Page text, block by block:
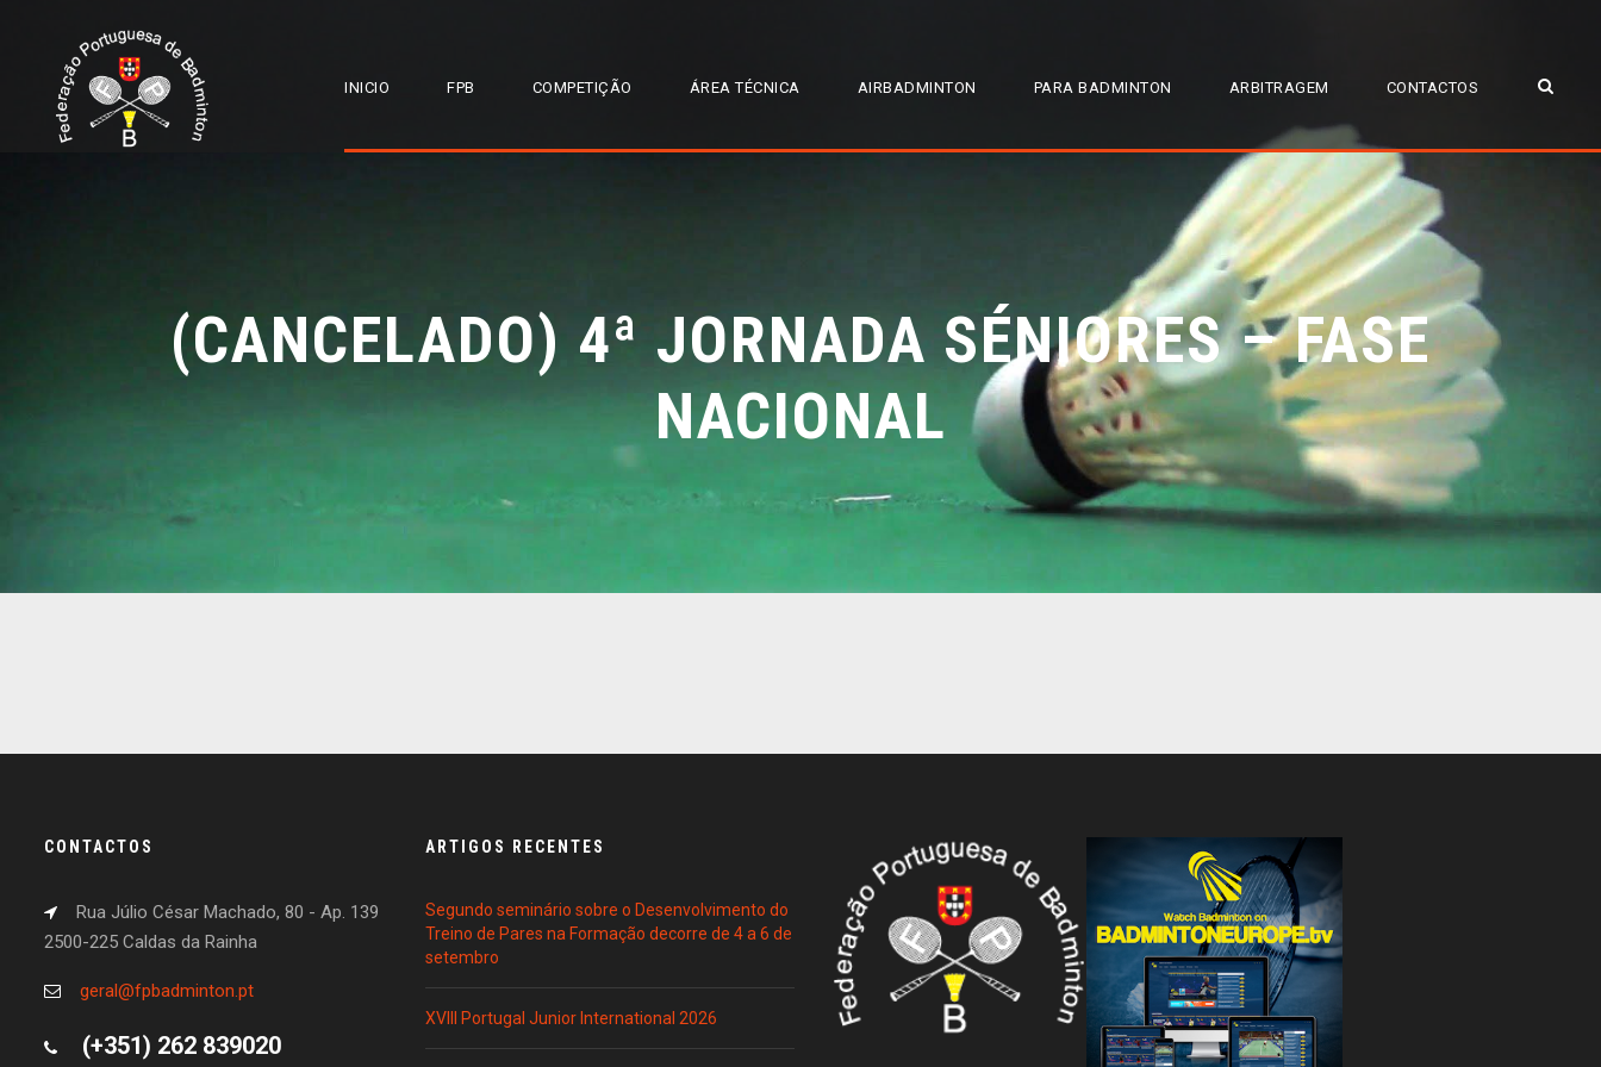
INICIO FPB COMPETIÇÃO ÁREA TÉCNICA AIRBADMINTON PARA BADMINTON ARBITRAGEM CONTACTOS
(CANCELADO) 4ª JORNADA SÉNIORES – FASE
NACIONAL
CONTACTOS
Rua Júlio César Machado, 80 - Ap. 139
2500-225 Caldas da Rainha
geral@fpbadminton.pt
(+351) 262 839020
ARTIGOS RECENTES
Segundo seminário sobre o Desenvolvimento do
Treino de Pares na Formação decorre de 4 a 6 de
setembro
XVIII Portugal Junior International 2026